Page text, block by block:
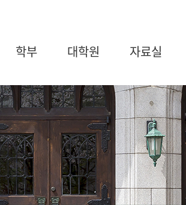
학부 대학원 자료실